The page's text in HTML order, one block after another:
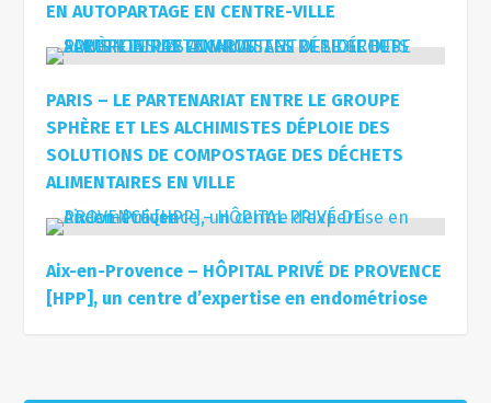
EN AUTOPARTAGE EN CENTRE-VILLE
PARIS – LE PARTENARIAT ENTRE LE GROUPE
SPHÈRE ET LES ALCHIMISTES DÉPLOIE DES
SOLUTIONS DE COMPOSTAGE DES DÉCHETS
ALIMENTAIRES EN VILLE
Aix-en-Provence – HÔPITAL PRIVÉ DE PROVENCE
[HPP], un centre d’expertise en endométriose